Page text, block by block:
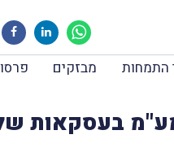
התמחות מבזקים
בעסקאות